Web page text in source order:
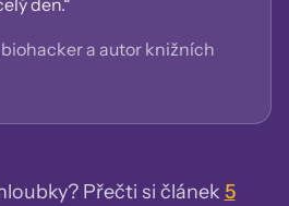
den.“
biohacker a autor knižních
Přečti si článek 5